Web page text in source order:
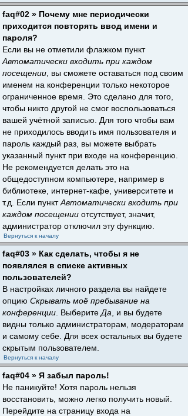
faq#02 » Почему мне периодически
приходится повторять ввод имени и
пароля?
Если вы не отметили флажком пункт
Автоматически входить при каждом
посещении , вы сможете оставаться под своим
именем на конференции только некоторое
ограниченное время. Это сделано для того,
чтобы никто другой не смог воспользоваться
вашей учётной записью. Для того чтобы вам
не приходилось вводить имя пользователя и
пароль каждый раз, вы можете выбрать
указанный пункт при входе на конференцию.
Не рекомендуется делать это на
общедоступном компьютере, например в
библиотеке, интернет-кафе, университете и
т.д. Если пунктАвтоматически входить при
каждом посещении отсутствует, значит,
администратор отключил эту функцию.
Вернуться к началу
faq#03 » Как сделать, чтобы я не
появлялся в списке активных
пользователей?
В настройках личного раздела вы найдете
опцию Скрывать моё пребывание на
конференции . Выберите Да , и вы будете
видны только администраторам, модераторам
и самому себе. Для всех остальных вы будете
скрытым пользователем.
Вернуться к началу
faq#04 » Я забыл пароль!
Не паникуйте! Хотя пароль нельзя
восстановить, можно легко получить новый.
Перейдите на страницу входа на